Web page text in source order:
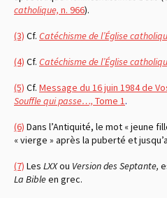
catholique, n. 966).
(3) Cf. Catéchisme de l’Église
(4) Cf. Catéchisme de l’Église
(5) Cf. Message du 16 juin 1984 de
Souffle qui passe…, Tome 1.
(6) Dans l’Antiquité, le mot « jeune
« vierge » après la puberté et
(7) Les LXXou Version des Septante,
La Bibleen grec.